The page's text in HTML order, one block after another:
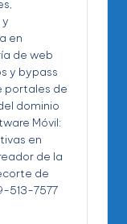
y
en
de web
y bypass
portales de
dominio
Móvil:
en
de la
de
513-7577